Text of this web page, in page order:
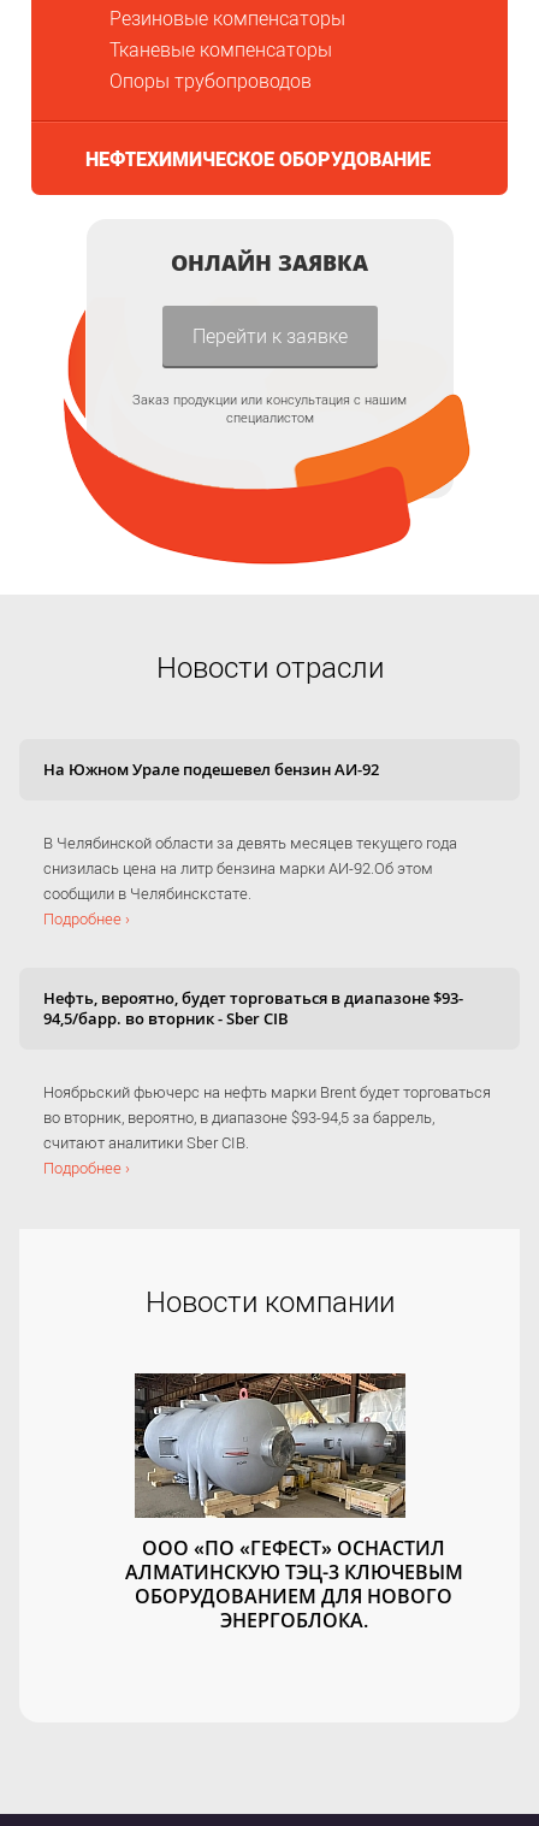
Резиновые компенсаторы
Тканевые компенсаторы
Опоры трубопроводов
НЕФТЕХИМИЧЕСКОЕ ОБОРУДОВАНИЕ
ОНЛАЙН ЗАЯВКА
Перейти к заявке
Заказ продукции или консультация с нашим
специалистом
Новости отрасли
На Южном Урале подешевел бензин АИ-92
В Челябинской области за девять месяцев текущего года
снизилась цена на литр бензина марки АИ-92.Об этом
сообщили в Челябинскстате.
Подробнее ›
Нефть, вероятно, будет торговаться в диапазоне $93-
94,5/барр. во вторник - Sber CIB
Ноябрьский фьючерс на нефть марки Brent будет торговаться
во вторник, вероятно, в диапазоне $93-94,5 за баррель,
считают аналитики Sber CIB.
Подробнее ›
Новости компании
ООО «ПО «ГЕФЕСТ» ОСНАСТИЛ
АЛМАТИНСКУЮ ТЭЦ-3 КЛЮЧЕВЫМ
ОБОРУДОВАНИЕМ ДЛЯ НОВОГО
ЭНЕРГОБЛОКА.